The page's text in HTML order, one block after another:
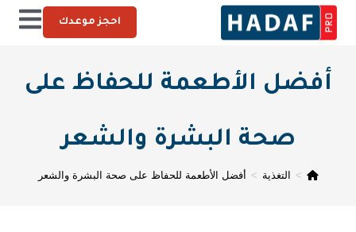
احجز موعدك
أفضل الأطعمة للحفاظ على
صحة البشرة والشعر
> التغذية > أفضل الأطعمة للحفاظ على صحة البشرة والشعر